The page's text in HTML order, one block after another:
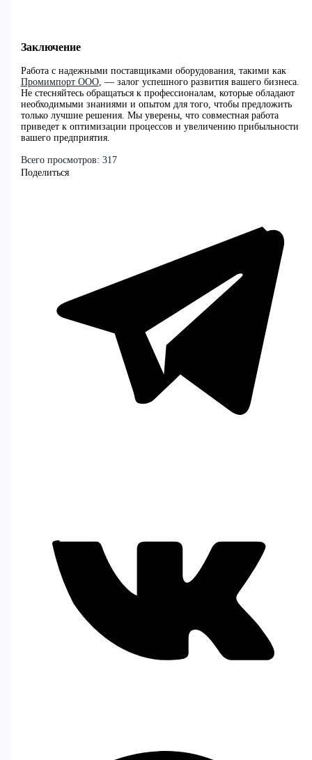
Заключение
Работа с надежными поставщиками оборудования, такими как
Промимпорт ООО, — залог успешного развития вашего бизнеса.
Не стесняйтесь обращаться к профессионалам, которые обладают
необходимыми знаниями и опытом для того, чтобы предложить
только лучшие решения. Мы уверены, что совместная работа
приведет к оптимизации процессов и увеличению прибыльности
вашего предприятия.
Всего просмотров: 317
Поделиться